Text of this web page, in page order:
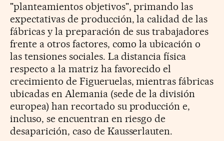
"planteamientos objetivos", primando las
expectativas de producción, la calidad de las
fábricas y la preparación de sus trabajadores
frente a otros factores, como la ubicación o
las tensiones sociales. La distancia física
respecto a la matriz ha favorecido el
crecimiento de Figueruelas, mientras fábricas
ubicadas en Alemania (sede de la división
europea) han recortado su producción e,
incluso, se encuentran en riesgo de
desaparición, caso de Kausserlauten.